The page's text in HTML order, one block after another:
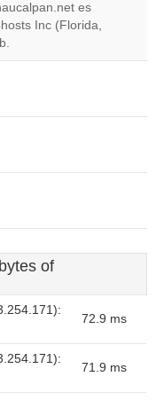
Do you
es
Inc (Florida,
of
72.9 ms
71.9 ms